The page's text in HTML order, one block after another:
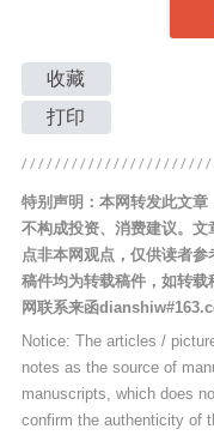
收藏
打印
特别声明：本网转发此文
不构成投资、消费建议。
点非本网观点，仅供读者
稿件均为转载稿件，如转
网联系来函
Notice: The articles /
notes as the source of
manuscripts, which does
confirm the authenticity of